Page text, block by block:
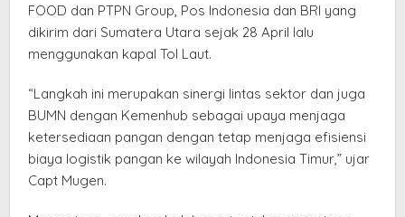
FOOD dan PTPN Group, Pos Indonesia dan BRI yang
dikirim dari Sumatera Utara sejak 28 April lalu
menggunakan kapal Tol Laut.
“Langkah ini merupakan sinergi lintas sektor dan juga
BUMN dengan Kemenhub sebagai upaya menjaga
ketersediaan pangan dengan tetap menjaga efisiensi
biaya logistik pangan ke wilayah Indonesia Timur,” ujar
Capt Mugen.